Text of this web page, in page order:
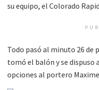
su equipo, el Colorado
Todo pasó al minuto 26 de
tomó el balón y se dispuso
opciones al portero